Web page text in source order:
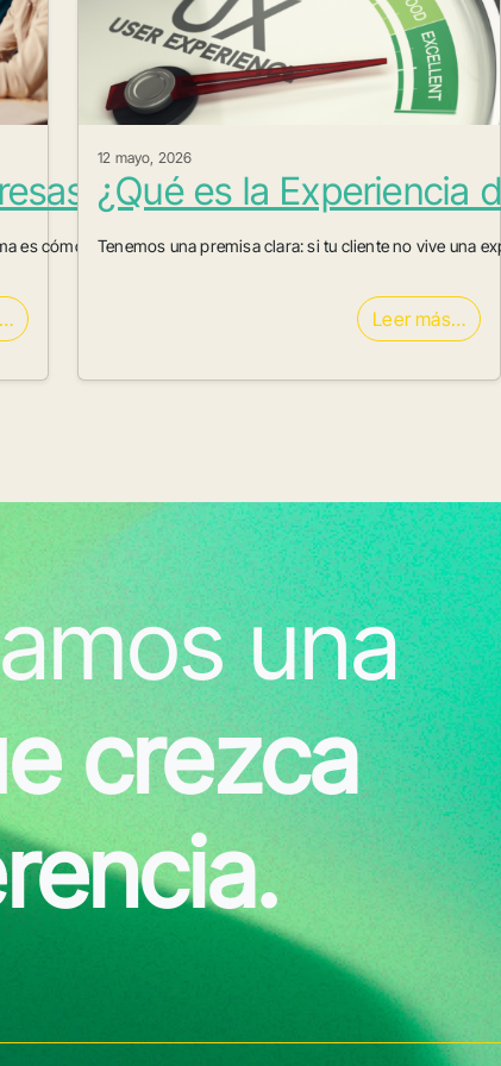
están cansadas de las
es cómo muchas agencias lo están trabajando. Cada vez más
12 mayo, 2026
¿Qué es la Experiencia
Tenemos una premisa clara: si tu cliente no vive una
Leer más…
una
crezca